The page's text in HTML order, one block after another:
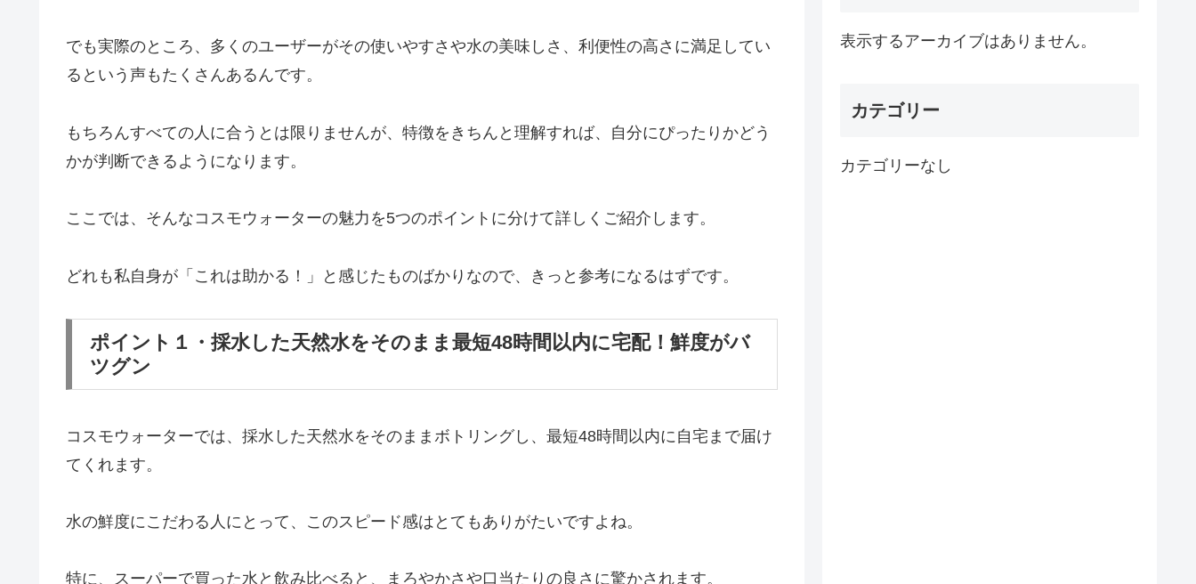
でも実際のところ、多くのユーザーがその使いやすさや水の美味しさ、利便性の高さに満足してい
るという声もたくさんあるんです。
もちろんすべての人に合うとは限りませんが、特徴をきちんと理解すれば、自分にぴったりかどう
かが判断できるようになります。
ここでは、そんなコスモウォーターの魅力を5つのポイントに分けて詳しくご紹介します。
どれも私自身が「これは助かる！」と感じたものばかりなので、きっと参考になるはずです。
ポイント１・採水した天然水をそのまま最短48時間以内に宅配！鮮度がバ
ツグン
コスモウォーターでは、採水した天然水をそのままボトリングし、最短48時間以内に自宅まで届け
てくれます。
水の鮮度にこだわる人にとって、このスピード感はとてもありがたいですよね。
特に、スーパーで買った水と飲み比べると、まろやかさや口当たりの良さに驚かされます。
表示するアーカイブはありません。
カテゴリー
カテゴリーなし